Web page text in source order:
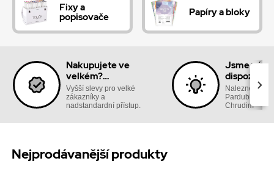
Fixy a
popisovače Papíry a bloky
Nakupujete ve
velkém?
Nabídneme vám
výhody
Vyšší slevy pro velké
zákazníky a
nadstandardní přístup.
Jsme vám
dispozici na
prodejně
Naleznete
Pardubická
Chrudim
Nejprodávanější produkty